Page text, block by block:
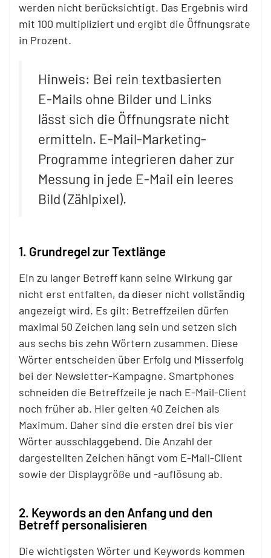
werden nicht berücksichtigt. Das Ergebnis wird
mit 100 multipliziert und ergibt die Öffnungsrate
in Prozent.
Hinweis: Bei rein textbasierten
E-Mails ohne Bilder und Links
lässt sich die Öffnungsrate nicht
ermitteln. E-Mail-Marketing-
Programme integrieren daher zur
Messung in jede E-Mail ein leeres
Bild (Zählpixel).
1. Grundregel zur Textlänge
Ein zu langer Betreff kann seine Wirkung gar
nicht erst entfalten, da dieser nicht vollständig
angezeigt wird. Es gilt: Betreffzeilen dürfen
maximal 50 Zeichen lang sein und setzen sich
aus sechs bis zehn Wörtern zusammen. Diese
Wörter entscheiden über Erfolg und Misserfolg
bei der Newsletter-Kampagne. Smartphones
schneiden die Betreffzeile je nach E-Mail-Client
noch früher ab. Hier gelten 40 Zeichen als
Maximum. Daher sind die ersten drei bis vier
Wörter ausschlaggebend. Die Anzahl der
dargestellten Zeichen hängt vom E-Mail-Client
sowie der Displaygröße und -auflösung ab.
2. Keywords an den Anfang und den
Betreff personalisieren
Die wichtigsten Wörter und Keywords kommen